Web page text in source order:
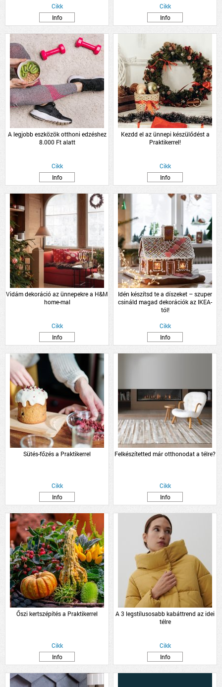
Cikk
Info
Cikk
Info
A legjobb eszközök otthoni edzéshez
8.000 Ft alatt
Cikk
Info
Kezdd el az ünnepi készülődést a
Praktikerrel!
Cikk
Info
Vidám dekoráció az ünnepekre a H&M
home-mal
Cikk
Info
Idén készítsd te a díszeket – szuper
csináld magad dekorációk az IKEA-
tól!
Cikk
Info
Sütés-főzés a Praktikerrel
Cikk
Info
Felkészítetted már otthonodat a télre?
Cikk
Info
Őszi kertszépítés a Praktikerrel
Cikk
Info
A 3 legstílusosabb kabáttrend az idei
télre
Cikk
Info